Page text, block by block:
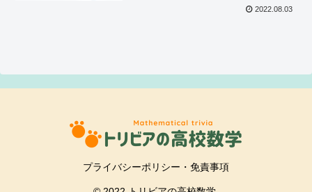
2022.08.03
プライバシーポリシー・免責事項